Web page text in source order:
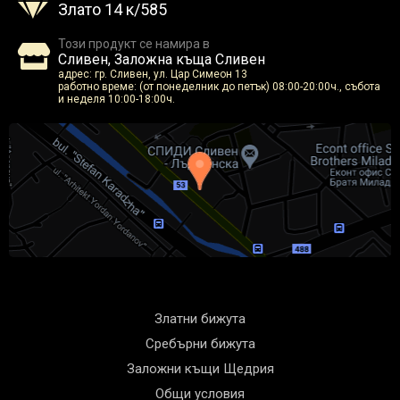
Злато 14 к/585
Този продукт се намира в
Сливен, Заложна къща Сливен
адрес: гр. Сливен, ул. Цар Симеон 13
работно време: (от понеделник до петък) 08:00-20:00ч., събота
и неделя 10:00-18:00ч.
Златни бижута
Сребърни бижута
Заложни къщи Щедрия
Общи условия